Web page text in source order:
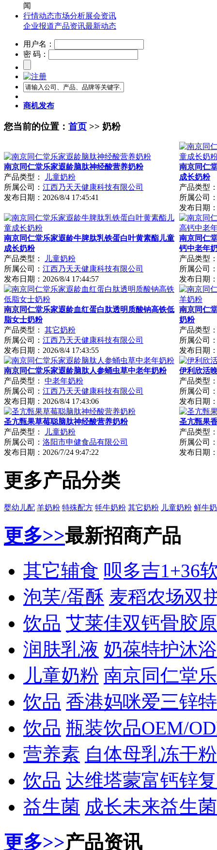
闻
行情动态市场分析展会资讯
企业报道产品资讯最新动态
用户名：
密 码：
商机发布
您当前的位置： 首页 >> 奶粉
南京同仁堂乐家遐龄脑肽神经酸营养奶粉
产品类型：
儿童奶粉
所属公司： 江西乃天天健康科技有限公司
发布日期： 2026/8/4 17:45:41
南京同仁
成长奶粉
产品类型
所属公司
发布日期
南京同仁堂乐家遐龄牛脾肽乳铁蛋白叶黄素酯儿童
成长奶粉
产品类型：
儿童奶粉
所属公司： 江西乃天天健康科技有限公司
发布日期： 2026/8/4 17:44:57
南京同仁
钙中老年
产品类型
所属公司
发布日期
南京同仁堂乐家遐龄血红蛋白肽透明质酸钠高铁低
脂女士奶粉
产品类型：
其它奶粉
所属公司： 江西乃天天健康科技有限公司
发布日期： 2026/8/4 17:43:55
南京同仁
奶粉
产品类型
所属公司
发布日期
南京同仁堂乐家遐龄脑肽人参蛹虫草中老年奶粉
产品类型：
中老年奶粉
所属公司： 江西乃天天健康科技有限公司
发布日期： 2026/8/4 17:43:06
伊利欣活
产品类型
所属公司
发布日期
圣亢甄果草莓聪脑肽神经酸营养奶粉
产品类型：
儿童奶粉
所属公司： 洛阳市申健食品有限公司
发布日期： 2026/7/24 9:47:22
圣亢甄果
产品类型
所属公司
发布日期
更多产品分类
婴幼儿配 羊奶粉 特殊配方 牦牛奶粉 其它奶粉 儿童奶粉 鲜牛奶
更多>>最新招商产品
其它辅食 呗多吉1+36
泡芙/蛋酥 麦稻农场双
饮品 艾莱佳双钙骨胶
润肤乳液 奶葆特护沐
儿童奶粉 南京同仁堂
饮品 香港妈咪爱三锌
饮品 瓶装饮品OEM/
营养素 自体母乳冻干
饮品 达维塔蒙富钙锌
益生菌 成长未来益生
更多>>产品资讯